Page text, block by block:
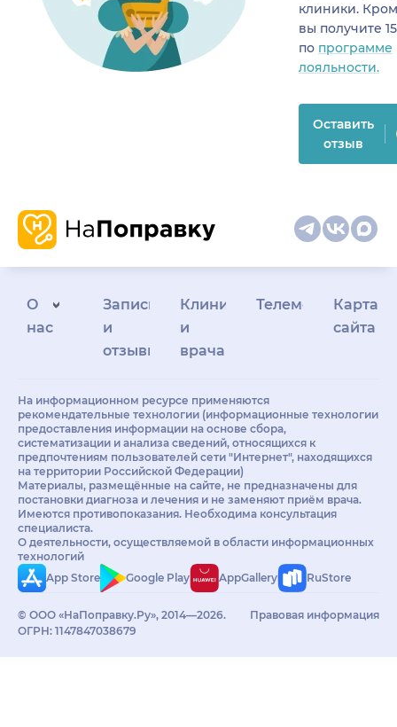
клиники.
вы получите
по программе
лояльности.
Оставить
отзыв
О
нас
Запись
и
отзывы
Клиникам
и
врачам
Телемедицина
Карта
сайта
На информационном ресурсе применяются
рекомендательные технологии (информационные технологии
предоставления информации на основе сбора,
систематизации и анализа сведений, относящихся к
предпочтениям пользователей сети "Интернет", находящихся
на территории Российской Федерации)
Материалы, размещённые на сайте, не предназначены для
постановки диагноза и лечения и не заменяют приём врача.
Имеются противопоказания. Необходима консультация
специалиста.
О деятельности, осуществляемой в области информационных
технологий
App Store
Google Play AppGallery RuStore
© ООО «НаПоправку.Ру», 2014—2026.
ОГРН: 1147847038679
Правовая информация